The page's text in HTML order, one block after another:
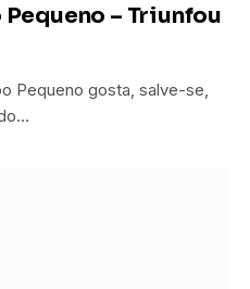
– Triunfou
Pequeno gosta, salve-se,